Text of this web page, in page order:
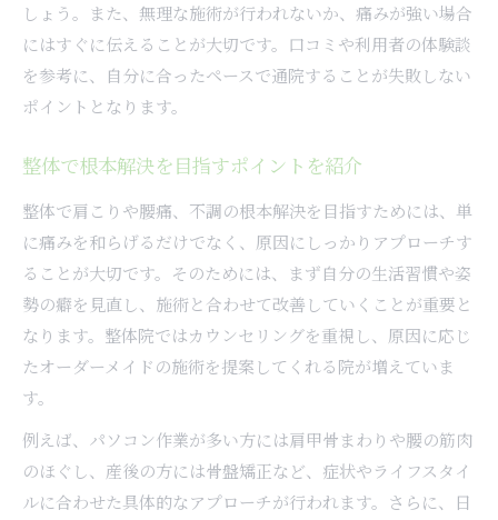
しょう。また、無理な施術が行われないか、痛みが強い場合
にはすぐに伝えることが大切です。口コミや利用者の体験談
を参考に、自分に合ったペースで通院することが失敗しない
ポイントとなります。
整体で根本解決を目指すポイントを紹介
整体で肩こりや腰痛、不調の根本解決を目指すためには、単
に痛みを和らげるだけでなく、原因にしっかりアプローチす
ることが大切です。そのためには、まず自分の生活習慣や姿
勢の癖を見直し、施術と合わせて改善していくことが重要と
なります。整体院ではカウンセリングを重視し、原因に応じ
たオーダーメイドの施術を提案してくれる院が増えていま
す。
例えば、パソコン作業が多い方には肩甲骨まわりや腰の筋肉
のほぐし、産後の方には骨盤矯正など、症状やライフスタイ
ルに合わせた具体的なアプローチが行われます。さらに、日